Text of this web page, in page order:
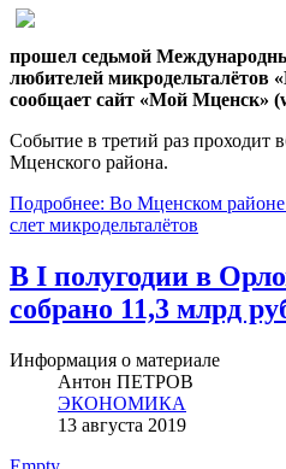
прошел седьмой
любителей микродельталётов
сообщает сайт «Мой Мценск»
Событие в третий раз проходит
Мценского района.
Подробнее: Во Мценском
слет микродельталётов
В I полугодии в
собрано 11,3 млрд
Информация о материале
Антон ПЕТРОВ
ЭКОНОМИКА
13 августа 2019